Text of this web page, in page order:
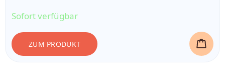
Sofort verfügbar
ZUM PRODUKT